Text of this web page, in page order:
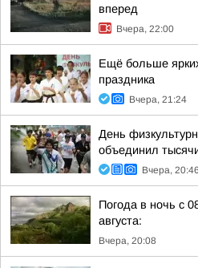
вперед
Вчера, 22:00
Ещё больше
праздника
Вчера, 21:24
День
объединил
Вчера, 20:46
Погода в ночь с
августа:
Вчера, 20:08